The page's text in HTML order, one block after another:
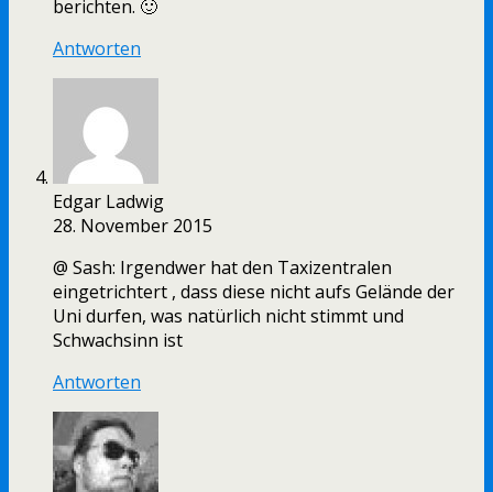
berichten. 🙂
Antworten
Edgar Ladwig
28. November 2015
@ Sash: Irgendwer hat den Taxizentralen
eingetrichtert , dass diese nicht aufs Gelände der
Uni durfen, was natürlich nicht stimmt und
Schwachsinn ist
Antworten